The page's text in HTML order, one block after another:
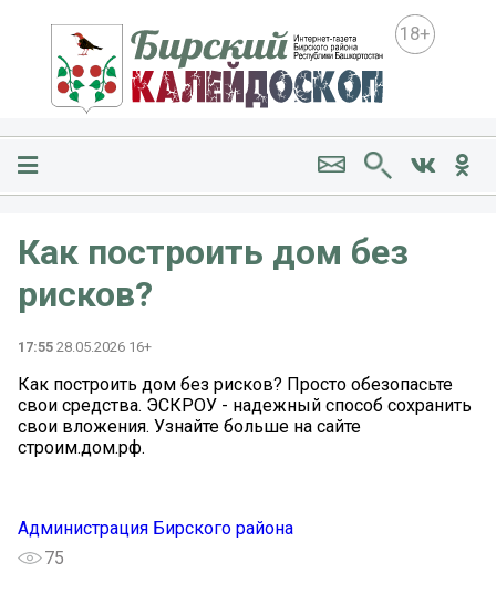
18+
Как построить дом без
рисков?
17:55 28.05.2026 16+
Как построить дом без рисков? Просто обезопасьте
свои средства. ЭСКРОУ - надежный способ сохранить
свои вложения. Узнайте больше на сайте
строим.дом.рф.
Администрация Бирского района
75